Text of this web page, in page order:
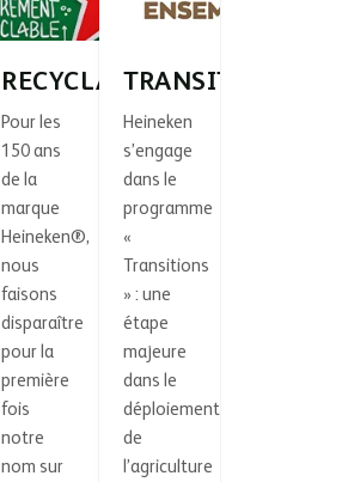
RECYCLABLE
Pour les
150 ans
de la
marque
Heineken®,
nous
faisons
disparaître
pour la
première
fois
notre
nom sur
TRANSITIONS
Heineken
s’engage
dans le
programme
«
Transitions
» : une
étape
majeure
dans le
déploiement
de
l’agriculture